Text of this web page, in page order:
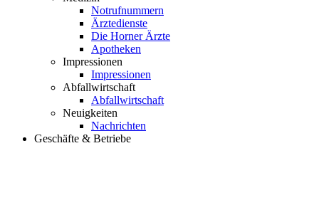
Notrufnummern
Ärztedienste
Die Horner Ärzte
Apotheken
Impressionen
Impressionen
Abfallwirtschaft
Abfallwirtschaft
Neuigkeiten
Nachrichten
Geschäfte & Betriebe